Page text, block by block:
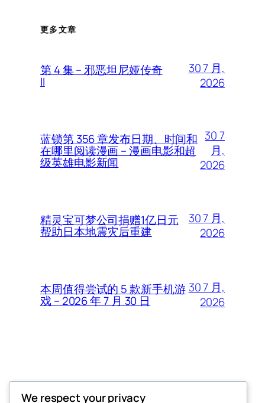
更多文章
第 4 集 – 邪恶坦尼娅传奇
II
30 7 月,
2026
蓝锁第 356 章发布日期、时间和
在哪里阅读漫画 – 漫画电影和超
级英雄电影新闻
30 7
月,
2026
精灵宝可梦公司捐赠1亿日元
帮助日本地震灾后重建
30 7 月,
2026
本周值得尝试的 5 款新手机游
戏 – 2026 年 7 月 30 日
30 7 月,
2026
Thunder Feeds
We respect your privacy